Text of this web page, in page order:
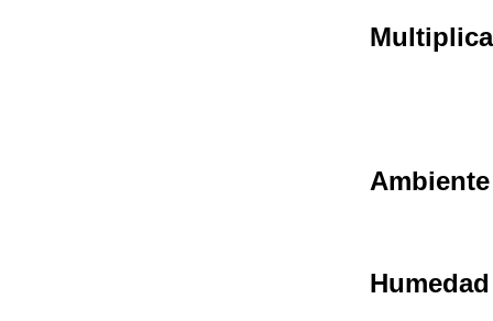
Ambiente
Humedad